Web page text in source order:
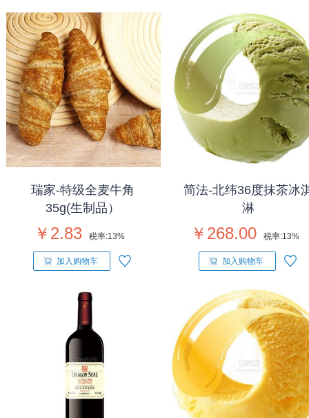
瑞家-特级全麦牛角
35g(生制品）
￥2.83 税率:13%
加入购物车
简法-北纬36度抹茶冰
淋
￥268.00 税率:13%
加入购物车